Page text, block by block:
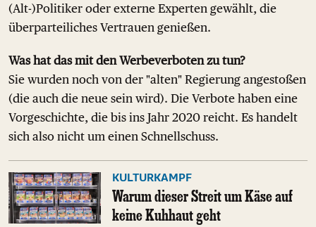
(Alt-)Politiker oder externe Experten gewählt, die
überparteiliches Vertrauen genießen.
Was hat das mit den Werbeverboten zu tun?
Sie wurden noch von der "alten" Regierung angestoßen
(die auch die neue sein wird). Die Verbote haben eine
Vorgeschichte, die bis ins Jahr 2020 reicht. Es handelt
sich also nicht um einen Schnellschuss.
KULTURKAMPF
Warum dieser Streit um Käse auf
keine Kuhhaut geht